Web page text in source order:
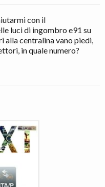
con il
luci di ingombro e91 su
alla centralina vano piedi,
in quale numero?